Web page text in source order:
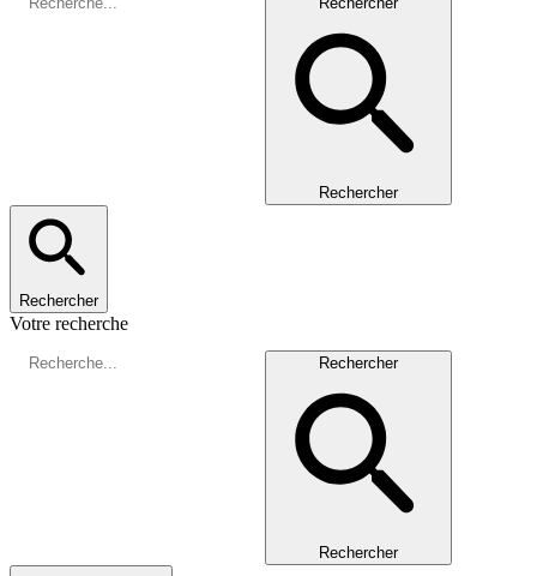
Rechercher
Rechercher
Votre recherche
Rechercher
Rechercher